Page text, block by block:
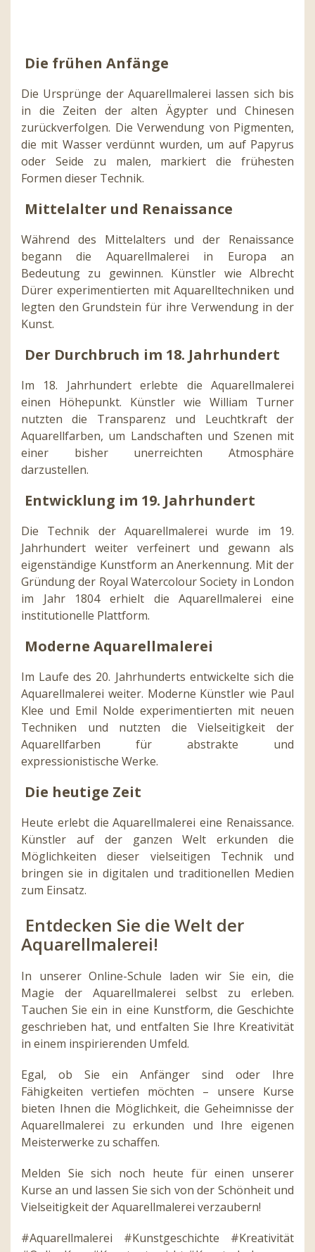
Die frühen Anfänge
Die Ursprünge der Aquarellmalerei lassen sich bis
in die Zeiten der alten Ägypter und Chinesen
zurückverfolgen. Die Verwendung von Pigmenten,
die mit Wasser verdünnt wurden, um auf Papyrus
oder Seide zu malen, markiert die frühesten
Formen dieser Technik.
Mittelalter und Renaissance
Während des Mittelalters und der Renaissance
begann die Aquarellmalerei in Europa an
Bedeutung zu gewinnen. Künstler wie Albrecht
Dürer experimentierten mit Aquarelltechniken und
legten den Grundstein für ihre Verwendung in der
Kunst.
Der Durchbruch im 18. Jahrhundert
Im 18. Jahrhundert erlebte die Aquarellmalerei
einen Höhepunkt. Künstler wie William Turner
nutzten die Transparenz und Leuchtkraft der
Aquarellfarben, um Landschaften und Szenen mit
einer bisher unerreichten Atmosphäre
darzustellen.
Entwicklung im 19. Jahrhundert
Die Technik der Aquarellmalerei wurde im 19.
Jahrhundert weiter verfeinert und gewann als
eigenständige Kunstform an Anerkennung. Mit der
Gründung der Royal Watercolour Society in London
im Jahr 1804 erhielt die Aquarellmalerei eine
institutionelle Plattform.
Moderne Aquarellmalerei
Im Laufe des 20. Jahrhunderts entwickelte sich die
Aquarellmalerei weiter. Moderne Künstler wie Paul
Klee und Emil Nolde experimentierten mit neuen
Techniken und nutzten die Vielseitigkeit der
Aquarellfarben für abstrakte und
expressionistische Werke.
Die heutige Zeit
Heute erlebt die Aquarellmalerei eine Renaissance.
Künstler auf der ganzen Welt erkunden die
Möglichkeiten dieser vielseitigen Technik und
bringen sie in digitalen und traditionellen Medien
zum Einsatz.
Entdecken Sie die Welt der
Aquarellmalerei!
In unserer Online-Schule laden wir Sie ein, die
Magie der Aquarellmalerei selbst zu erleben.
Tauchen Sie ein in eine Kunstform, die Geschichte
geschrieben hat, und entfalten Sie Ihre Kreativität
in einem inspirierenden Umfeld.
Egal, ob Sie ein Anfänger sind oder Ihre
Fähigkeiten vertiefen möchten – unsere Kurse
bieten Ihnen die Möglichkeit, die Geheimnisse der
Aquarellmalerei zu erkunden und Ihre eigenen
Meisterwerke zu schaffen.
Melden Sie sich noch heute für einen unserer
Kurse an und lassen Sie sich von der Schönheit und
Vielseitigkeit der Aquarellmalerei verzaubern!
#Aquarellmalerei #Kunstgeschichte #Kreativität